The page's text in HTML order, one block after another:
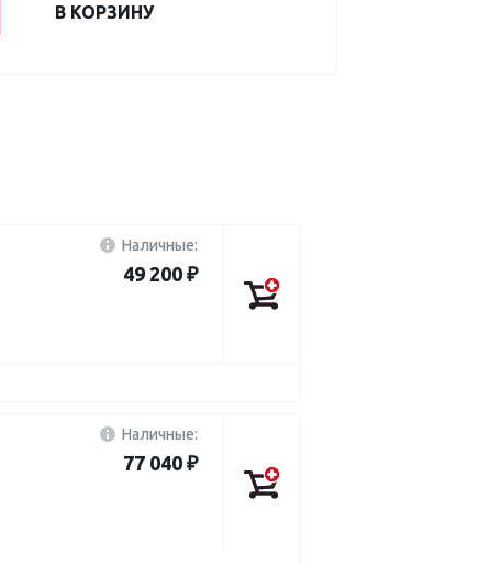
В КОРЗИНУ
Наличные:
49 200 ₽
Наличные:
77 040 ₽